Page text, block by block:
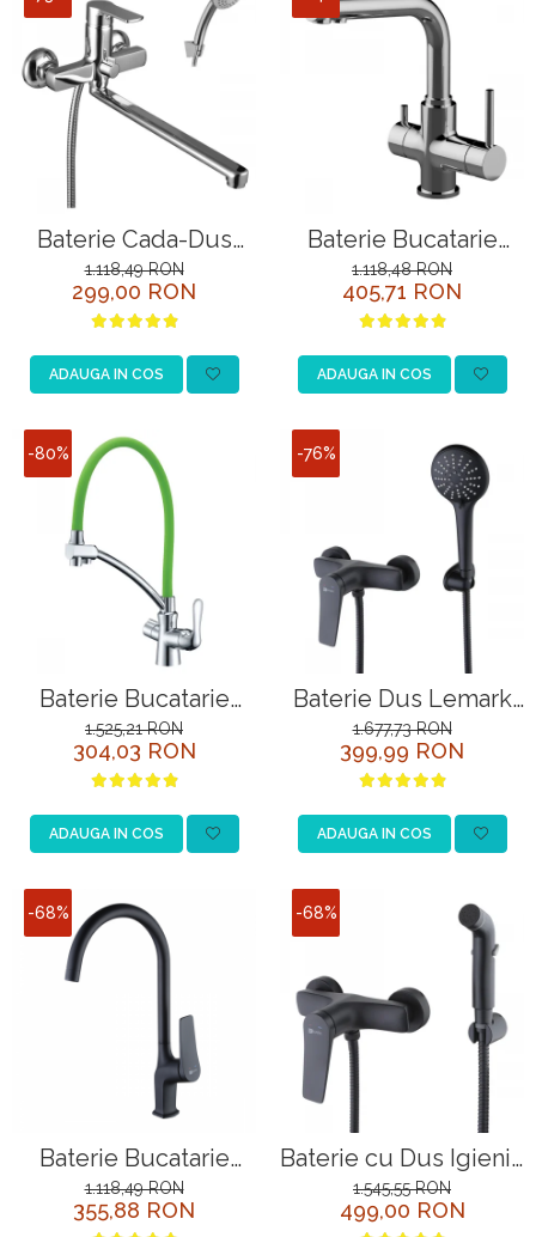
Baterie Cada-Dus
Lemark Plus Grace
LM1551C Crom
1.118,49 RON
299,00 RON
ADAUGA IN COS
Baterie Bucatarie
Comfort Crom 3 cai
cu Racord la Filtru de
Apa Potabila
1.118,48 RON
405,71 RON
ADAUGA IN COS
-80%
Baterie Bucatarie
Lemark Comfort
LM3070C Crom /
Verde cu Racord la
Filtru de Apa Potabila
1.525,21 RON
304,03 RON
ADAUGA IN COS
-76%
Baterie Dus Lemark
Bronx LM3703BL
Negru cu Para
1.677,73 RON
399,99 RON
ADAUGA IN COS
-68%
Baterie Bucatarie
Lemark Bronx
LM3705BL Negru
1.118,49 RON
355,88 RON
-68%
Baterie cu Dus Igienic
Lemark Bronx
LM3718BL Negru
1.545,55 RON
499,00 RON